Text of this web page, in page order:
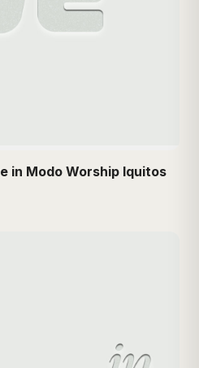
in Modo Worship Iquitos